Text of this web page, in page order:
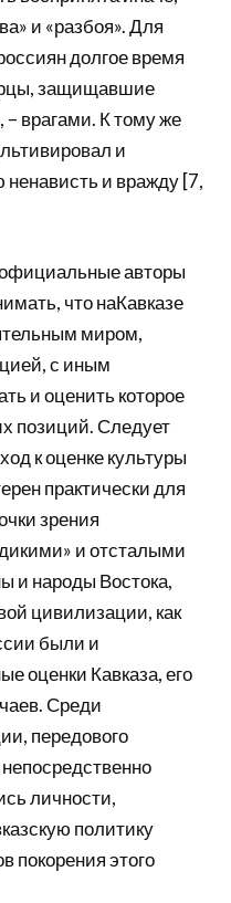
и «разбоя». Для
долгое время
защищавшие
врагами. К тому же
и
и вражду [7,
авторы
что наКавказе
миром,
с иным
и оценить которое
позиций. Следует
к оценке культуры
практически для
зрения
и отсталыми
и народы Востока,
цивилизации, как
были и
оценки Кавказа, его
Среди
передового
личности,
политику
покорения этого